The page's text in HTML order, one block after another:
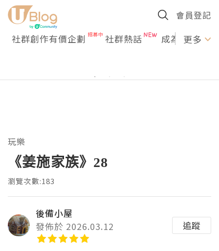
會員登記
社群創作有價企劃 社群熱話 成為U更多
玩樂
《姜施家族》28
瀏覽次數:183
後備小屋
發佈於 2026.03.12
追蹤